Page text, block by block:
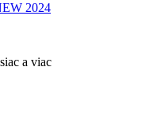
2024
a viac